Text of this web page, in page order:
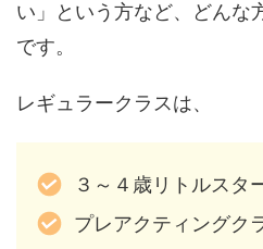
い」という方など、どんな
です。
レギュラークラスは、
３～４歳リトルスタ
プレアクティングク